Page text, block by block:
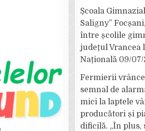
Școala
Saligny”
între școlile
județul Vrancea
Națională 09/
Fermierii
semnal de
mici la laptele
producători și
dificilă. „În plus,